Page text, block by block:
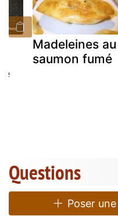
Madeleines au
saumon fumé
Questions
Poser